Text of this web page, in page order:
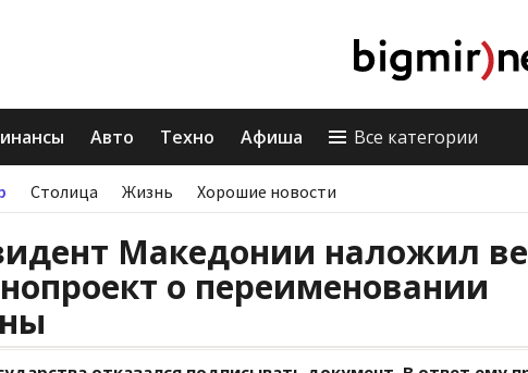
Авто Техно Афиша Все категории
Столица Жизнь Хорошие новости
Македонии наложил
о переименовании